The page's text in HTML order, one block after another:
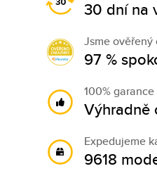
30 dní na
Jsme ověřený
97 %
100%
Výhradně
Expedujeme
9618